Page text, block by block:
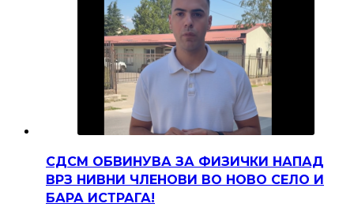
СДСМ ОБВИНУВА ЗА ФИЗИЧКИ НАПАД
ВРЗ НИВНИ ЧЛЕНОВИ ВО НОВО СЕЛО И
БАРА ИСТРАГА!